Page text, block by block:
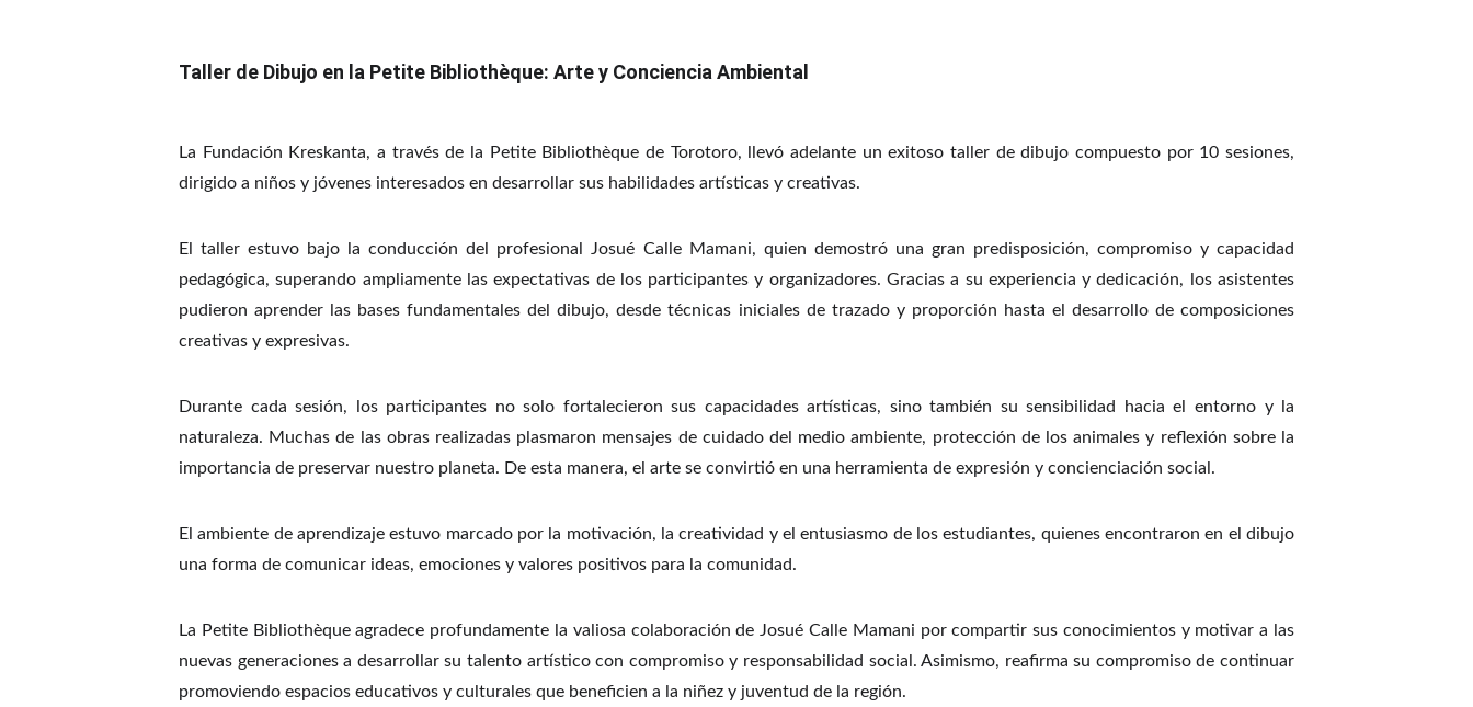
Taller de Dibujo en la Petite Bibliothèque: Arte y Conciencia Ambiental
La Fundación Kreskanta, a través de la Petite Bibliothèque de Torotoro, llevó adelante un exitoso taller de dibujo compuesto por 10 sesiones,
dirigido a niños y jóvenes interesados en desarrollar sus habilidades artísticas y creativas.
El taller estuvo bajo la conducción del profesional Josué Calle Mamani, quien demostró una gran predisposición, compromiso y capacidad
pedagógica, superando ampliamente las expectativas de los participantes y organizadores. Gracias a su experiencia y dedicación, los asistentes
pudieron aprender las bases fundamentales del dibujo, desde técnicas iniciales de trazado y proporción hasta el desarrollo de composiciones
creativas y expresivas.
Durante cada sesión, los participantes no solo fortalecieron sus capacidades artísticas, sino también su sensibilidad hacia el entorno y la
naturaleza. Muchas de las obras realizadas plasmaron mensajes de cuidado del medio ambiente, protección de los animales y reflexión sobre la
importancia de preservar nuestro planeta. De esta manera, el arte se convirtió en una herramienta de expresión y concienciación social.
El ambiente de aprendizaje estuvo marcado por la motivación, la creatividad y el entusiasmo de los estudiantes, quienes encontraron en el dibujo
una forma de comunicar ideas, emociones y valores positivos para la comunidad.
La Petite Bibliothèque agradece profundamente la valiosa colaboración de Josué Calle Mamani por compartir sus conocimientos y motivar a las
nuevas generaciones a desarrollar su talento artístico con compromiso y responsabilidad social. Asimismo, reafirma su compromiso de continuar
promoviendo espacios educativos y culturales que beneficien a la niñez y juventud de la región.